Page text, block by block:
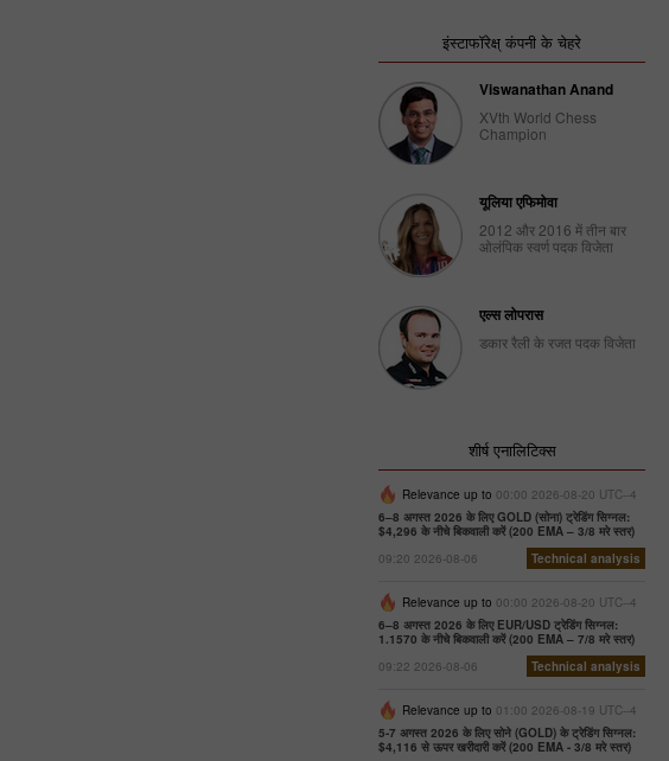
इंस्टाफॉरेक्ष् कंपनी के चेहरे
Viswanathan Anand
XVth World Chess
Champion
यूलिया एफिमोवा
2012 और 2016 में तीन बार
ओलंपिक स्वर्ण पदक विजेता
एल्स लोपरास
डकार रैली के रजत पदक विजेता
शीर्ष एनालिटिक्स
Relevance up to 00:00 2026-08-20 UTC--4
6–8 अगस्त 2026 के लिए GOLD (सोना) ट्रेडिंग सिग्नल:
$4,296 के नीचे बिकवाली करें (200 EMA – 3/8 मरे स्तर)
09:20 2026-08-06
Technical analysis
Relevance up to 00:00 2026-08-20 UTC--4
6–8 अगस्त 2026 के लिए EUR/USD ट्रेडिंग सिग्नल:
1.1570 के नीचे बिकवाली करें (200 EMA – 7/8 मरे स्तर)
09:22 2026-08-06
Technical analysis
Relevance up to 01:00 2026-08-19 UTC--4
5-7 अगस्त 2026 के लिए सोने (GOLD) के ट्रेडिंग सिग्नल:
$4,116 से ऊपर खरीदारी करें (200 EMA - 3/8 मरे स्तर)